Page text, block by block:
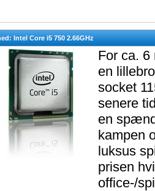
Intel Core i5 750 2.66GHz
For ca. 6
en
socket
senere
en
kampen
luksus
prisen
office-/